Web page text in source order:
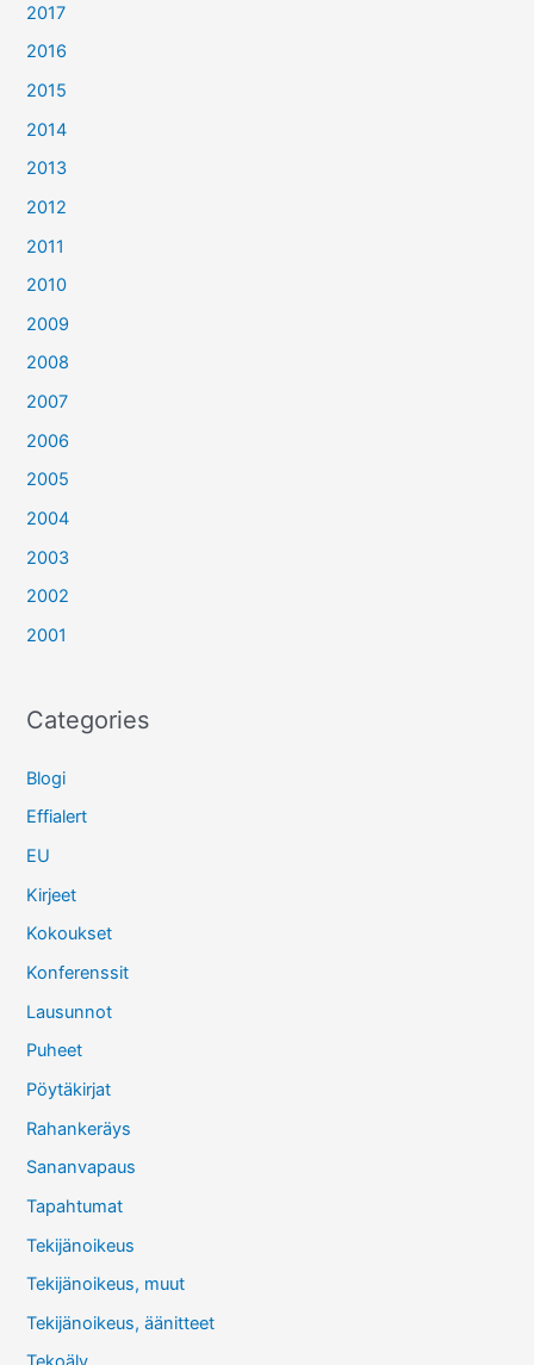
2017
2016
2015
2014
2013
2012
2011
2010
2009
2008
2007
2006
2005
2004
2003
2002
2001
Categories
Blogi
Effialert
EU
Kirjeet
Kokoukset
Konferenssit
Lausunnot
Puheet
Pöytäkirjat
Rahankeräys
Sananvapaus
Tapahtumat
Tekijänoikeus
Tekijänoikeus, muut
Tekijänoikeus, äänitteet